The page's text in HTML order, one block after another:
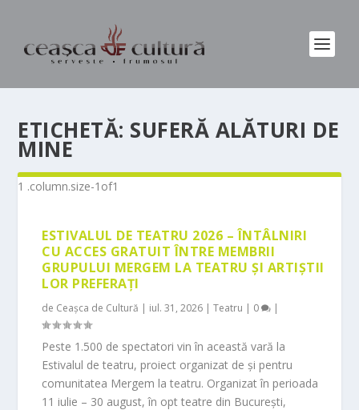
ETICHETĂ: SUFERĂ ALĂTURI DE
MINE
ESTIVALUL DE TEATRU 2026 – ÎNTÂLNIRI
CU ACCES GRATUIT ÎNTRE MEMBRII
GRUPULUI MERGEM LA TEATRU ȘI ARTIȘTII
LOR PREFERAȚI
de Ceașca de Cultură | iul. 31, 2026 |Teatru | 0 |
Peste 1.500 de spectatori vin în această vară la
Estivalul de teatru, proiect organizat de și pentru
comunitatea Mergem la teatru. Organizat în perioada
11 iulie – 30 august, în opt teatre din București,